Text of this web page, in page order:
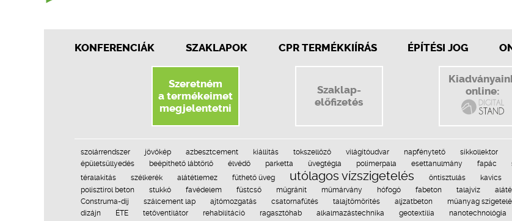
KONFERENCIÁK SZAKLAPOK CPR TERMÉKKIÍRÁS ÉPÍTÉSI JOG
Szeretném
a termékeimet
megjelentetni
Szaklap-
előfizetés
online:
szolárrendszer jövőkép azbesztcement kiállítás tokszellőző világítóudvar napfénytető síkkollektor
épületsüllyedés
beépíthető lábtörlő élvédő parketta üvegtégla polimerpala esettanulmány fapác
téralakítás
szélkerék alátétlemez fűthető üveg utólagos vízszigetelés öntisztulás kavics
polisztirol beton
stukkó favédelem füstcső műgránit műmárvány hófogó fabeton talajvíz
Construma-díj szálcement lap ajtómozgatás csatornafűtés talajtömörítés aljzatbeton műanyag
dizájn
ÉTE tetőventilátor rehabilitáció ragasztóhab alkalmazástechnika geotextília nanotechnológia